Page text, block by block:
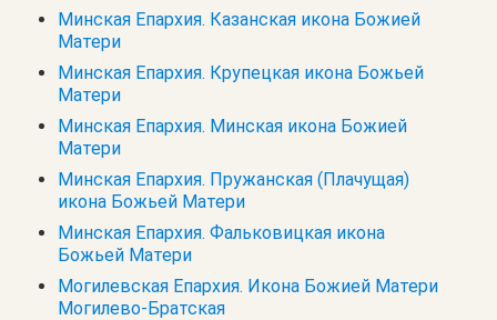
Минская Епархия. Казанская икона Божией
Матери
Минская Епархия. Крупецкая икона Божьей
Матери
Минская Епархия. Минская икона Божией
Матери
Минская Епархия. Пружанская (Плачущая)
икона Божьей Матери
Минская Епархия. Фальковицкая икона
Божьей Матери
Могилевская Епархия. Икона Божией Матери
Могилево-Братская